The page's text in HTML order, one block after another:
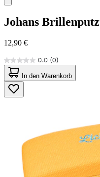
Johans
12,90 €
0.0 (0)
0.0
von
5
Sternen.
In den Warenkorb